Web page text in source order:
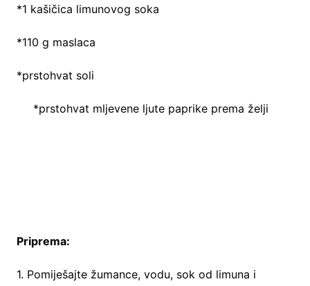
*1 kašičica limunovog soka
*110 g maslaca
*prstohvat soli
*prstohvat mljevene ljute paprike prema želji
Priprema:
1. Pomiješajte žumance, vodu, sok od limuna i